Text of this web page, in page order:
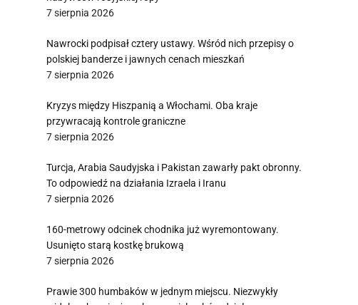
7 sierpnia 2026
Nawrocki podpisał cztery ustawy. Wśród nich przepisy o
polskiej banderze i jawnych cenach mieszkań
7 sierpnia 2026
Kryzys między Hiszpanią a Włochami. Oba kraje
przywracają kontrole graniczne
7 sierpnia 2026
Turcja, Arabia Saudyjska i Pakistan zawarły pakt obronny.
To odpowiedź na działania Izraela i Iranu
7 sierpnia 2026
160-metrowy odcinek chodnika już wyremontowany.
Usunięto starą kostkę brukową
7 sierpnia 2026
Prawie 300 humbaków w jednym miejscu. Niezwykły